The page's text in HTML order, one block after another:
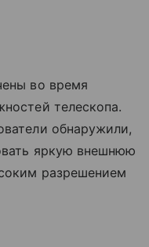
во время
телескопа.
обнаружили,
яркую внешнюю
разрешением